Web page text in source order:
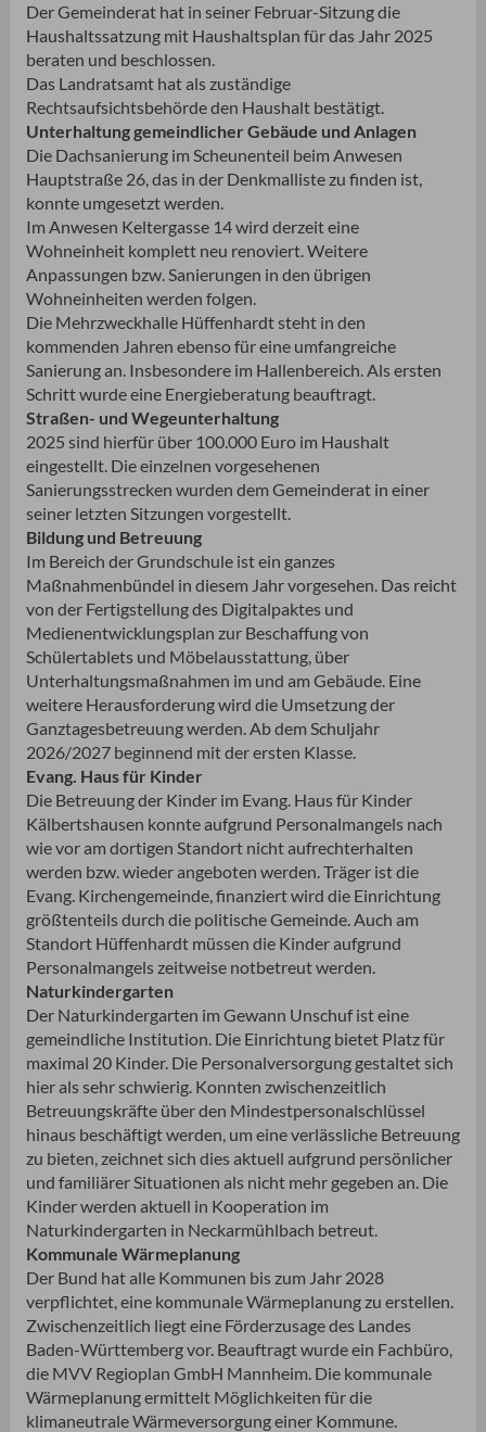
Der Gemeinderat hat in seiner Februar-Sitzung die
Haushaltssatzung mit Haushaltsplan für das Jahr 2025
beraten und beschlossen.
Das Landratsamt hat als zuständige
Rechtsaufsichtsbehörde den Haushalt bestätigt.
Unterhaltung gemeindlicher Gebäude und Anlagen
Die Dachsanierung im Scheunenteil beim Anwesen
Hauptstraße 26, das in der Denkmalliste zu finden ist,
konnte umgesetzt werden.
Im Anwesen Keltergasse 14 wird derzeit eine
Wohneinheit komplett neu renoviert. Weitere
Anpassungen bzw. Sanierungen in den übrigen
Wohneinheiten werden folgen.
Die Mehrzweckhalle Hüffenhardt steht in den
kommenden Jahren ebenso für eine umfangreiche
Sanierung an. Insbesondere im Hallenbereich. Als ersten
Schritt wurde eine Energieberatung beauftragt.
Straßen- und Wegeunterhaltung
2025 sind hierfür über 100.000 Euro im Haushalt
eingestellt. Die einzelnen vorgesehenen
Sanierungsstrecken wurden dem Gemeinderat in einer
seiner letzten Sitzungen vorgestellt.
Bildung und Betreuung
Im Bereich der Grundschule ist ein ganzes
Maßnahmenbündel in diesem Jahr vorgesehen. Das reicht
von der Fertigstellung des Digitalpaktes und
Medienentwicklungsplan zur Beschaffung von
Schülertablets und Möbelausstattung, über
Unterhaltungsmaßnahmen im und am Gebäude. Eine
weitere Herausforderung wird die Umsetzung der
Ganztagesbetreuung werden. Ab dem Schuljahr
2026/2027 beginnend mit der ersten Klasse.
Evang. Haus für Kinder
Die Betreuung der Kinder im Evang. Haus für Kinder
Kälbertshausen konnte aufgrund Personalmangels nach
wie vor am dortigen Standort nicht aufrechterhalten
werden bzw. wieder angeboten werden. Träger ist die
Evang. Kirchengemeinde, finanziert wird die Einrichtung
größtenteils durch die politische Gemeinde. Auch am
Standort Hüffenhardt müssen die Kinder aufgrund
Personalmangels zeitweise notbetreut werden.
Naturkindergarten
Der Naturkindergarten im Gewann Unschuf ist eine
gemeindliche Institution. Die Einrichtung bietet Platz für
maximal 20 Kinder. Die Personalversorgung gestaltet sich
hier als sehr schwierig. Konnten zwischenzeitlich
Betreuungskräfte über den Mindestpersonalschlüssel
hinaus beschäftigt werden, um eine verlässliche Betreuung
zu bieten, zeichnet sich dies aktuell aufgrund persönlicher
und familiärer Situationen als nicht mehr gegeben an. Die
Kinder werden aktuell in Kooperation im
Naturkindergarten in Neckarmühlbach betreut.
Kommunale Wärmeplanung
Der Bund hat alle Kommunen bis zum Jahr 2028
verpflichtet, eine kommunale Wärmeplanung zu erstellen.
Zwischenzeitlich liegt eine Förderzusage des Landes
Baden-Württemberg vor. Beauftragt wurde ein Fachbüro,
die MVV Regioplan GmbH Mannheim. Die kommunale
Wärmeplanung ermittelt Möglichkeiten für die
klimaneutrale Wärmeversorgung einer Kommune.